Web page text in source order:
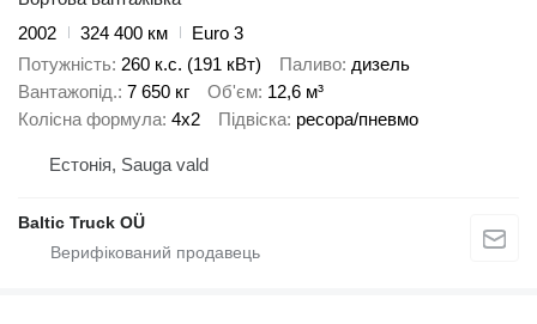
2002
324 400 км
Euro 3
Потужність 260 к.с. (191 кВт) Паливо дизель
Вантажопід. 7 650 кг Об'єм 12,6 м³
Колісна формула 4x2 Підвіска ресора/пневмо
Естонія, Sauga vald
Baltic Truck OÜ